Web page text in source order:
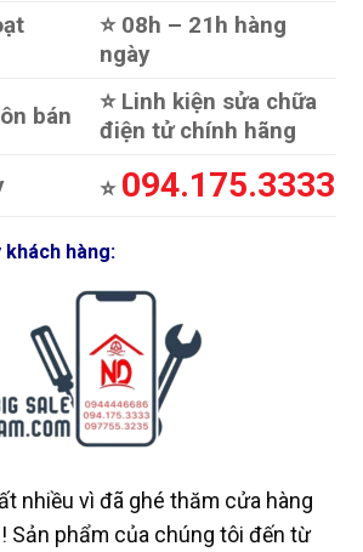
⭐️ 08h – 21h hàng
ngày
bán
⭐️ Linh kiện sửa chữa
điện tử chính hãng
⭐️ 094.175.3333
hàng:
nhiều vì đã ghé thăm cửa hàng
Sản phẩm của chúng tôi đến từ